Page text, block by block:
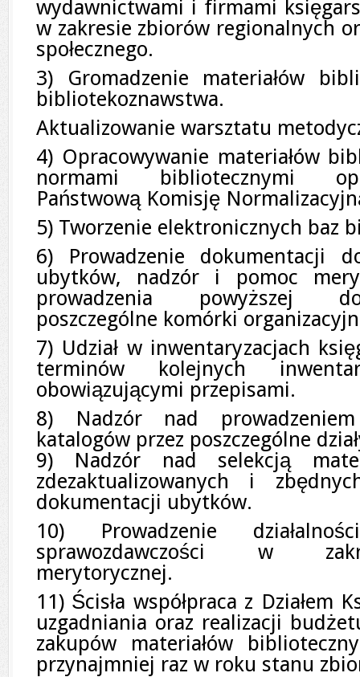
wydawnictwami i firmami
w zakresie zbiorów regionalnych
społecznego.
3) Gromadzenie materiałów
bibliotekoznawstwa.
Aktualizowanie warsztatu
4) Opracowywanie materiałów
normami bibliotecznymi
Państwową Komisję
5) Tworzenie elektronicznych baz
6) Prowadzenie dokumentacji
ubytków, nadzór i pomoc
prowadzenia powyższej
poszczególne komórki
7) Udział w inwentaryzacjach
terminów kolejnych
obowiązującymi przepisami.
8) Nadzór nad
katalogów przez poszczególne
9) Nadzór nad selekcją
zdezaktualizowanych i
dokumentacji ubytków.
10) Prowadzenie
sprawozdawczości w
merytorycznej.
11) Ścisła współpraca z Działem
uzgadniania oraz realizacji
zakupów materiałów
przynajmniej raz w roku stanu